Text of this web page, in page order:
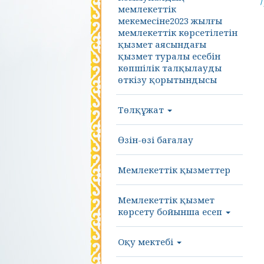
мемлекеттік
мекемесіне2023 жылғы
мемлекеттік көрсетілетін
қызмет аясындағы
қызмет туралы есебін
көпшілік талқылауды
өткізу қорытындысы
Төлқұжат
Өзін-өзі бағалау
Мемлекеттік қызметтер
Мемлекеттік қызмет
көрсету бойынша есеп
Оқу мектебі